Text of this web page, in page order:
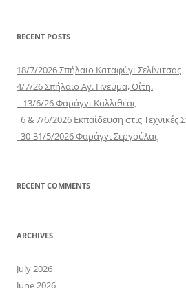
RECENT POSTS
18/7/2026 Σπήλαιο Καταφύγι Σελίνιτσας
4/7/26 Σπήλαιο Αγ. Πνεύμα, Οίτη.
13/6/26 Φαράγγι Καλλιθέας
6 & 7/6/2026 Εκπαίδευση στις
30-31/5/2026 Φαράγγι Σεργούλας
RECENT COMMENTS
ARCHIVES
July 2026
June 2026